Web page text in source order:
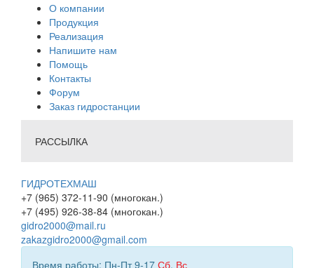
О компании
Продукция
Реализация
Напишите нам
Помощь
Контакты
Форум
Заказ гидростанции
РАССЫЛКА
ГИДРОТЕХМАШ
+7 (965) 372-11-90 (многокан.)
+7 (495) 926-38-84 (многокан.)
gidro2000@mail.ru
zakazgidro2000@gmail.com
Время работы: Пн-Пт 9-17 Сб, Вс